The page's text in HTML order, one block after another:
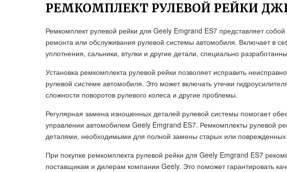
РЕМКОМПЛЕКТ РУЛЕВОЙ РЕЙКИ
Ремкомплект рулевой рейки для Geely Emgrand ES7 представляет
ремонта или обслуживания рулевой системы автомобиля. Включает в
уплотнения, сальники, втулки и другие детали, специально
Установка ремкомплекта рулевой рейки позволяет исправить
рулевой системе автомобиля. Это может включать утечки
сложности поворотов рулевого колеса и другие проблемы.
Регулярная замена изношенных деталей рулевой системы помогает
управлении автомобилем Geely Emgrand ES7. Ремкомплекты рулевой
деталями, необходимыми для полной замены старых или поврежденных
При покупке ремкомплекта рулевой рейки для Geely Emgrand ES7
поставщикам и дилерам компании Geely. Это поможет гарантировать